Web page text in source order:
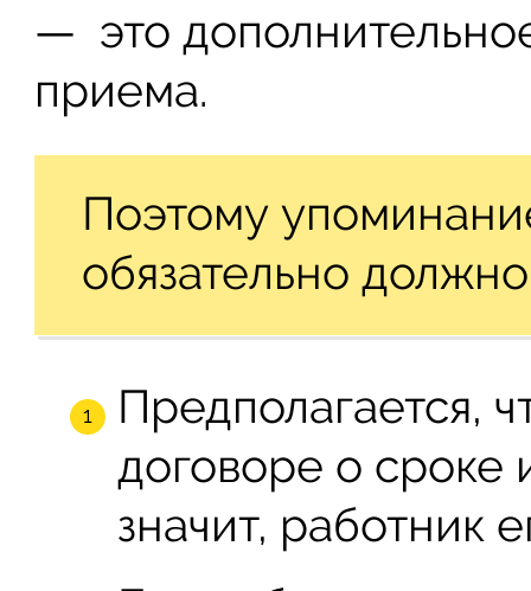
— это
приема.
Поэтому
обязательно
Предполагается,
договоре о сроке
значит, работник